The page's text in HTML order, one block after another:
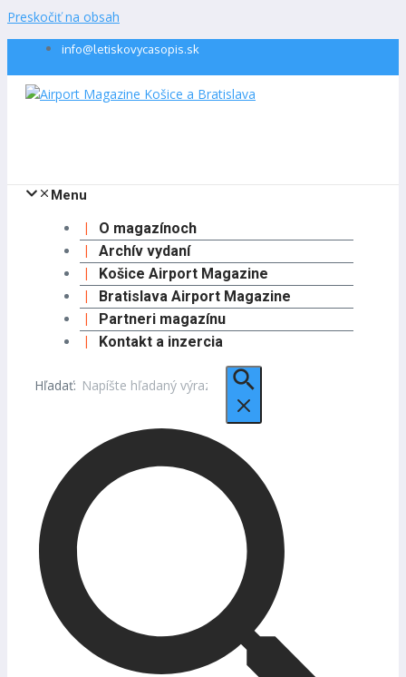
Preskočiť na obsah
info@letiskovycasopis.sk
Menu
O magazínoch
Archív vydaní
Košice Airport Magazine
Bratislava Airport Magazine
Partneri magazínu
Kontakt a inzercia
Hľadať: